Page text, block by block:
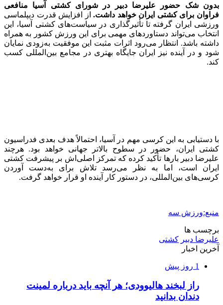
بدون شک حضور علیرضا دبیر در شورای کشتی آسیا منافعی
فراوان برای کشتی ایران خواهد داشت.از افزایش قدرت دیپلماسی
ورزشی ایران گرفته تا تأثیرگذاری در سیاست‌های کشتی آسیا، این
انتخاب می‌تواند دستاوردهای مهمی برای این ورزش کشور به همراه
داشته باشد. انتظار می‌رود اثرات مثبت این موفقیت به‌زودی نمایان
شود و در آینده نیز ایران جایگاه بهتری در مجامع بین‌المللی کسب
کند.
با دستیابی به این کرسی مهم در آسیا، احتمالاً هدف بعدی فدراسیون
کشتی ایران، حضور در سطوح بالاتر جهانی خواهد بود. هرچند
علیرضا دبیر بارها تأکید کرده که تمرکز اصلی‌اش بر پیشرفت کشتی
ایران است، اما به نظر می‌رسد تلاش برای به‌دست آوردن
کرسی‌های بین‌المللی، در دستور کار آینده او قرار خواهد گرفت.
منبع:ورزش سه
برچسب ها
علیرضا دبیر کشتی
آخرین اخبار
1 روز پیش
راز لبخند هالیوودی؛ هر آنچه باید درباره لمینت
دندان بدانید